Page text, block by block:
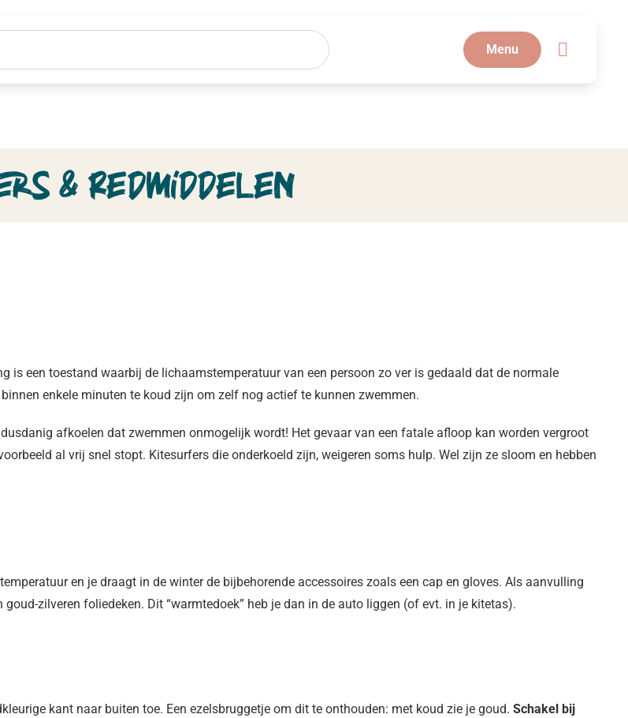
Menu
& redmiddelen
is een toestand waarbij de lichaamstemperatuur van een persoon zo ver is gedaald dat de normale
enkele minuten te koud zijn om zelf nog actief te kunnen zwemmen.
afkoelen dat zwemmen onmogelijk wordt! Het gevaar van een fatale afloop kan worden vergroot
al vrij snel stopt. Kitesurfers die onderkoeld zijn, weigeren soms hulp. Wel zijn ze sloom en hebben
en je draagt in de winter de bijbehorende accessoires zoals een cap en gloves. Als aanvulling
zilveren foliedeken. Dit “warmtedoek” heb je dan in de auto liggen (of evt. in je kitetas).
kant naar buiten toe. Een ezelsbruggetje om dit te onthouden: met koud zie je goud. Schakel bij